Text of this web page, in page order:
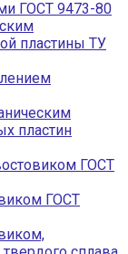
ГОСТ 9473-80
пластины ТУ
пластин
ГОСТ
ГОСТ